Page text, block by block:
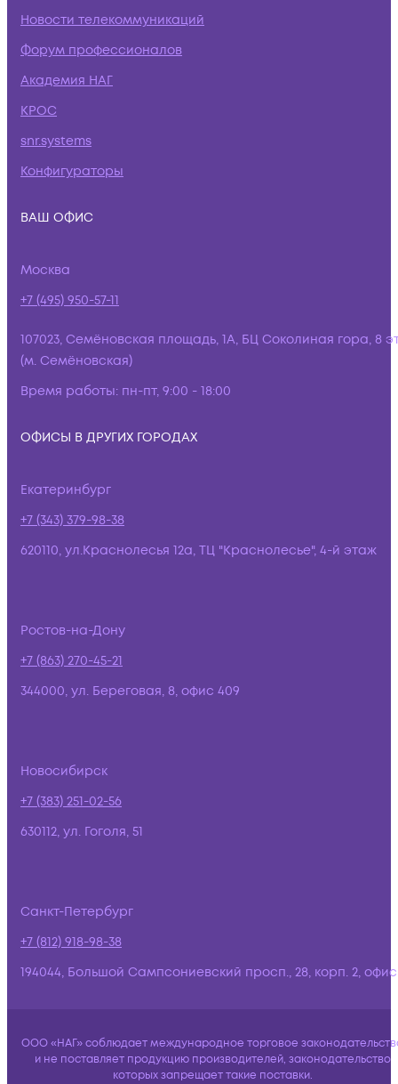
Новости телекоммуникаций
Форум профессионалов
Академия НАГ
КРОС
snr.systems
Конфигураторы
ВАШ ОФИС
Москва
+7 (495) 950-57-11
107023, Семёновская площадь, 1А, БЦ Соколиная гора, 8
(м. Семёновская)
Время работы: пн-пт, 9:00 - 18:00
ОФИСЫ В ДРУГИХ ГОРОДАХ
Екатеринбург
+7 (343) 379-98-38
620110, ул.Краснолесья 12а, ТЦ "Краснолесье", 4-й этаж
Ростов-на-Дону
+7 (863) 270-45-21
344000, ул. Береговая, 8, офис 409
Новосибирск
+7 (383) 251-02-56
630112, ул. Гоголя, 51
Санкт-Петербург
+7 (812) 918-98-38
194044, Большой Сампсониевский просп., 28, корп. 2,
ООО «НАГ» соблюдает международное торговое
и не поставляет продукцию производителей, законодательство
которых запрещает такие поставки.